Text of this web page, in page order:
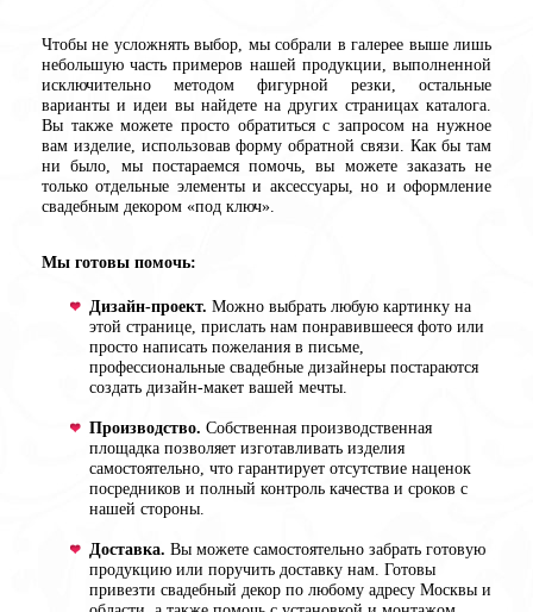
Чтобы не усложнять выбор, мы собрали в галерее выше лишь
небольшую часть примеров нашей продукции, выполненной
исключительно методом фигурной резки, остальные
варианты и идеи вы найдете на других страницах каталога.
Вы также можете просто обратиться с запросом на нужное
вам изделие, использовав форму обратной связи. Как бы там
ни было, мы постараемся помочь, вы можете заказать не
только отдельные элементы и аксессуары, но и оформление
свадебным декором «под ключ».
Мы готовы помочь:
Дизайн-проект. Можно выбрать любую картинку на
этой странице, прислать нам понравившееся фото или
просто написать пожелания в письме,
профессиональные свадебные дизайнеры постараются
создать дизайн-макет вашей мечты.
Производство. Собственная производственная
площадка позволяет изготавливать изделия
самостоятельно, что гарантирует отсутствие наценок
посредников и полный контроль качества и сроков с
нашей стороны.
Доставка. Вы можете самостоятельно забрать готовую
продукцию или поручить доставку нам. Готовы
привезти свадебный декор по любому адресу Москвы и